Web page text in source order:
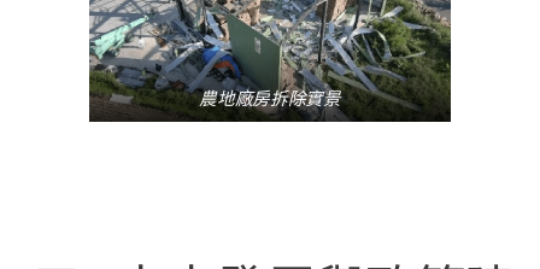
農地廠房拆除實景